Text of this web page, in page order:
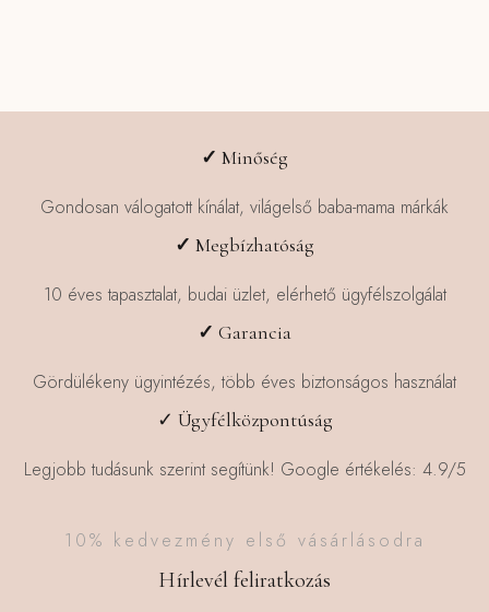
✓ Minőség
Gondosan válogatott kínálat, világelső baba-mama márkák
✓ Megbízhatóság
10 éves tapasztalat, budai üzlet, elérhető ügyfélszolgálat
✓ Garancia
Gördülékeny ügyintézés, több éves biztonságos használat
✓ Ügyfélközpontúság
Legjobb tudásunk szerint segítünk! Google értékelés: 4.9/5
10% kedvezmény első vásárlásodra
Hírlevél feliratkozás